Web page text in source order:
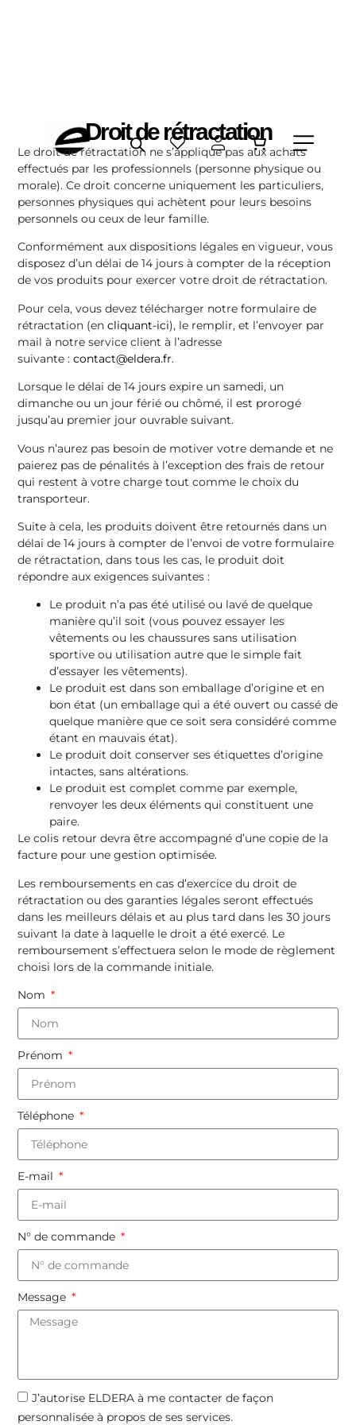
Droit de rétractation
Le droit de rétractation ne s’applique pas aux achats
effectués par les professionnels (personne physique ou
morale). Ce droit concerne uniquement les particuliers,
personnes physiques qui achètent pour leurs besoins
personnels ou ceux de leur famille.
Conformément aux dispositions légales en vigueur, vous
disposez d’un délai de 14 jours à compter de la réception
de vos produits pour exercer votre droit de rétractation.
Pour cela, vous devez télécharger notre formulaire de
rétractation (encliquant-ici), le remplir, et l’envoyer par
mail à notre service client à l’adresse
suivante :contact@eldera.fr.
Lorsque le délai de 14 jours expire un samedi, un
dimanche ou un jour férié ou chômé, il est prorogé
jusqu’au premier jour ouvrable suivant.
Vous n’aurez pas besoin de motiver votre demande et ne
paierez pas de pénalités à l’exception des frais de retour
qui restent à votre charge tout comme le choix du
transporteur.
Suite à cela, les produits doivent être retournés dans un
délai de 14 jours à compter de l’envoi de votre formulaire
de rétractation, dans tous les cas, le produit doit
répondre aux exigences suivantes :
Le produit n’a pas été utilisé ou lavé de quelque
manière qu’il soit (vous pouvez essayer les
vêtements ou les chaussures sans utilisation
sportive ou utilisation autre que le simple fait
d’essayer les vêtements).
Le produit est dans son emballage d’origine et en
bon état (un emballage qui a été ouvert ou cassé de
quelque manière que ce soit sera considéré comme
étant en mauvais état).
Le produit doit conserver ses étiquettes d’origine
intactes, sans altérations.
Le produit est complet comme par exemple,
renvoyer les deux éléments qui constituent une
paire.
Le colis retour devra être accompagné d’une copie de la
facture pour une gestion optimisée.
Les remboursements en cas d’exercice du droit de
rétractation ou des garanties légales seront effectués
dans les meilleurs délais et au plus tard dans les 30 jours
suivant la date à laquelle le droit a été exercé. Le
remboursement s’effectuera selon le mode de règlement
choisi lors de la commande initiale.
Nom
Prénom
Téléphone
E-mail
N° de commande
Message
J’autorise ELDERA à me contacter de façon
personnalisée à propos de ses services.